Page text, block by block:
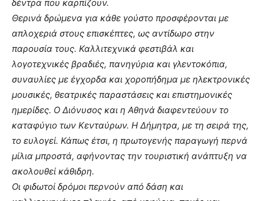
δέντρα που καρπίζουν.
Θερινά δρώμενα για κάθε γούστο προσφέρονται με
απλοχεριά στους επισκέπτες, ως αντίδωρο στην
παρουσία τους. Καλλιτεχνικά φεστιβάλ και
λογοτεχνικές βραδιές, πανηγύρια και γλεντοκόπια,
συναυλίες με έγχορδα και χοροπήδημα με ηλεκτρονικές
μουσικές, θεατρικές παραστάσεις και επιστημονικές
ημερίδες. Ο Διόνυσος και η Αθηνά διαφεντεύουν το
καταφύγιο των Κενταύρων. Η Δήμητρα, με τη σειρά της,
το ευλογεί. Κάπως έτσι, η πρωτογενής παραγωγή περνά
μίλια μπροστά, αφήνοντας την τουριστική ανάπτυξη να
ακολουθεί κάθιδρη.
Οι φιδωτοί δρόμοι περνούν από δάση και